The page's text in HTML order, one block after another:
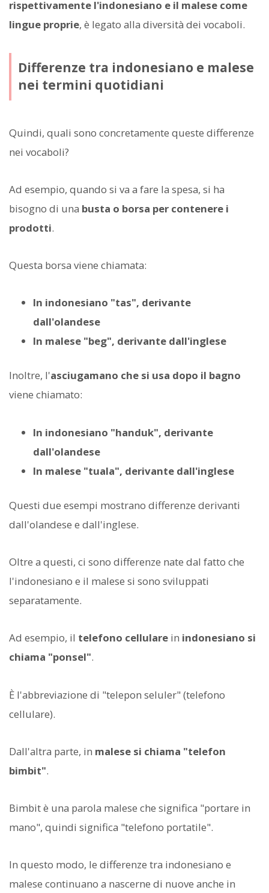
rispettivamente l'indonesiano e il malese come
lingue proprie, è legato alla diversità dei vocaboli.
Differenze tra indonesiano e malese
nei termini quotidiani
Quindi, quali sono concretamente queste differenze
nei vocaboli?
Ad esempio, quando si va a fare la spesa, si ha
bisogno di una busta o borsa per contenere i
prodotti.
Questa borsa viene chiamata:
In indonesiano "tas", derivante
dall'olandese
In malese "beg", derivante dall'inglese
Inoltre, l'asciugamano che si usa dopo il bagno
viene chiamato:
In indonesiano "handuk", derivante
dall'olandese
In malese "tuala", derivante dall'inglese
Questi due esempi mostrano differenze derivanti
dall'olandese e dall'inglese.
Oltre a questi, ci sono differenze nate dal fatto che
l'indonesiano e il malese si sono sviluppati
separatamente.
Ad esempio, il telefono cellulare in indonesiano si
chiama "ponsel".
È l'abbreviazione di "telepon seluler" (telefono
cellulare).
Dall'altra parte, in malese si chiama "telefon
bimbit".
Bimbit è una parola malese che significa "portare in
mano", quindi significa "telefono portatile".
In questo modo, le differenze tra indonesiano e
malese continuano a nascerne di nuove anche in